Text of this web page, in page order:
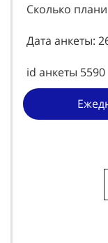
Сколько
Дата анкеты:
id анкеты 5590